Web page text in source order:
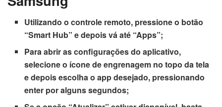
Utilizando o controle remoto, pressione o botão
“Smart Hub” e depois vá até “Apps”;
Para abrir as configurações do aplicativo,
selecione o ícone de engrenagem no topo da tela
e depois escolha o app desejado, pressionando
enter por alguns segundos;